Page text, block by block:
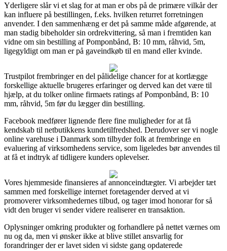
Yderligere slår vi et slag for at man er obs på de primære vilkår der
kan influere på bestillingen, f.eks. hvilken returret forretningen
anvender. I den sammenhæng er det på samme måde afgørende, at
man stadig bibeholder sin ordrekvittering, så man i fremtiden kan
vidne om sin bestilling af Pomponbånd, B: 10 mm, råhvid, 5m,
ligegyldigt om man er på gaveindkøb til en mand eller kvinde.
Trustpilot frembringer en del pålidelige chancer for at kortlægge
forskellige aktuelle brugeres erfaringer og derved kan det være til
hjælp, at du tolker online firmaets ratings af Pomponbånd, B: 10
mm, råhvid, 5m før du lægger din bestilling.
Facebook medfører lignende flere fine muligheder for at få
kendskab til netbutikkens kundetilfredshed. Derudover ser vi nogle
online varehuse i Danmark som tilbyder folk at frembringe en
evaluering af virksomhedens service, som ligeledes bør anvendes til
at få et indtryk af tidligere kunders oplevelser.
Vores hjemmeside finansieres af annonceindtægter. Vi arbejder tæt
sammen med forskellige internet foretagender derved at vi
promoverer virksomhedernes tilbud, og tager imod honorar for så
vidt den bruger vi sender videre realiserer en transaktion.
Oplysninger omkring produkter og forhandlere på nettet værnes om
nu og da, men vi ønsker ikke at blive stillet ansvarlig for
forandringer der er lavet siden vi sidste gang opdaterede